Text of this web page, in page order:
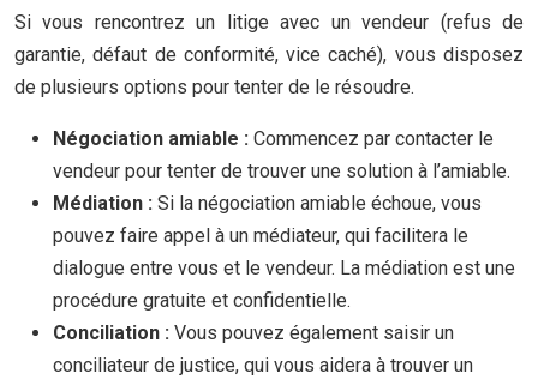
Si vous rencontrez un litige avec un vendeur (refus de
garantie, défaut de conformité, vice caché), vous disposez
de plusieurs options pour tenter de le résoudre.
Négociation amiable : Commencez par contacter le
vendeur pour tenter de trouver une solution à l’amiable.
Médiation : Si la négociation amiable échoue, vous
pouvez faire appel à un médiateur, qui facilitera le
dialogue entre vous et le vendeur. La médiation est une
procédure gratuite et confidentielle.
Conciliation : Vous pouvez également saisir un
conciliateur de justice, qui vous aidera à trouver un